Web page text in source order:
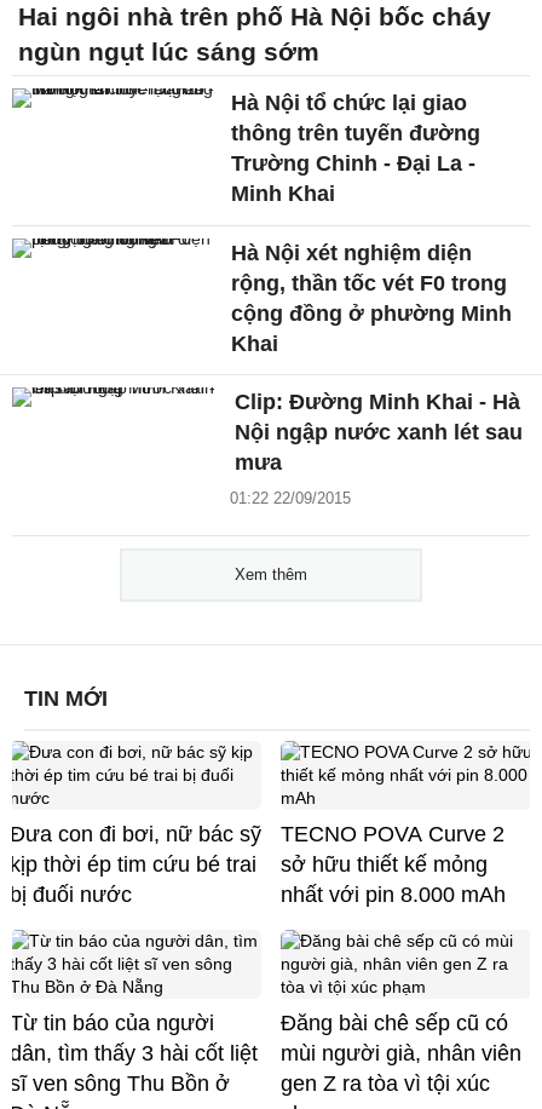
Hai ngôi nhà trên phố Hà Nội bốc cháy
ngùn ngụt lúc sáng sớm
Hà Nội tổ chức lại giao
thông trên tuyến đường
Trường Chinh - Đại La -
Minh Khai
Hà Nội xét nghiệm diện
rộng, thần tốc vét F0 trong
cộng đồng ở phường Minh
Khai
Clip: Đường Minh Khai - Hà
Nội ngập nước xanh lét sau
mưa
01:22 22/09/2015
Xem thêm
TIN MỚI
Đưa con đi bơi, nữ bác sỹ
kịp thời ép tim cứu bé trai
bị đuối nước
TECNO POVA Curve 2
sở hữu thiết kế mỏng
nhất với pin 8.000 mAh
Từ tin báo của người
dân, tìm thấy 3 hài cốt liệt
sĩ ven sông Thu Bồn ở
Đăng bài chê sếp cũ có
mùi người già, nhân viên
gen Z ra tòa vì tội xúc